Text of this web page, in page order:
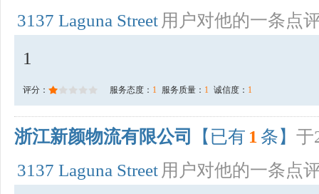
3137 Laguna Street 用户对他的一条点
1
评分： 服务态度： 1 服务质量： 1 诚信度： 1
浙江新颜物流有限公司 【已有 1 条】 于
3137 Laguna Street 用户对他的一条点